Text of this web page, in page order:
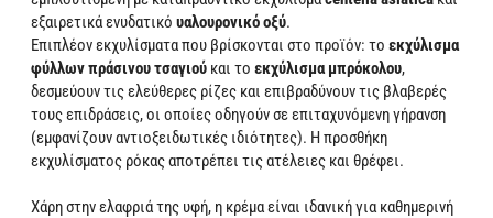
εξαιρετικά ενυδατικό υαλουρονικό οξύ.
Επιπλέον εκχυλίσματα που βρίσκονται στο προϊόν: το εκχύλισμα
φύλλων πράσινου τσαγιού και το εκχύλισμα μπρόκολου,
δεσμεύουν τις ελεύθερες ρίζες και επιβραδύνουν τις βλαβερές
τους επιδράσεις, οι οποίες οδηγούν σε επιταχυνόμενη γήρανση
(εμφανίζουν αντιοξειδωτικές ιδιότητες). Η προσθήκη
εκχυλίσματος ρόκας αποτρέπει τις ατέλειες και θρέφει.
Χάρη στην ελαφριά της υφή, η κρέμα είναι ιδανική για καθημερινή